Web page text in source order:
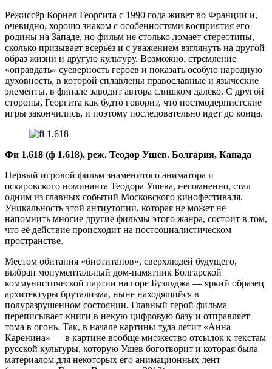
Режиссёр Корнел Георгита с 1990 года живет во Франции и,
очевидно, хорошо знаком с особенностями восприятия его
родины на Западе, но фильм не столько ломает стереотипы,
сколько призывает всерьёз и с уважением взглянуть на другой
образ жизни и другую культуру. Возможно, стремление
«оправдать» суеверность героев и показать особую народную
духовность, в которой сплавлены православные и языческие
элементы, в финале заводит автора слишком далеко. С другой
стороны, Георгита как будто говорит, что постмодернистские
игры закончились, и поэтому последовательно идет до конца.
Фи 1.618 (ф 1.618), реж. Теодор Ушев. Болгария, Канада
Первый игровой фильм знаменитого аниматора и
оскаровского номинанта Теодора Ушева, несомненно, стал
одним из главных событий Московского кинофестиваля.
Уникальность этой антиутопии, которая не может не
напомнить многие другие фильмы этого жанра, состоит в том,
что её действие происходит на постсоциалистическом
пространстве.
Местом обитания «биотитанов», сверхлюдей будущего,
выбран монументальный дом-памятник Болгарской
коммунистической партии на горе Бузлуджа — яркий образец
архитектуры брутализма, ныне находящийся в
полуразрушенном состоянии. Главный герой фильма
переписывает книги в некую цифровую базу и отправляет
тома в огонь. Так, в начале картины туда летит «Анна
Каренина» — в картине вообще множество отсылок к текстам
русской культуры, которую Ушев боготворит и которая была
материалом для некоторых его анимационных лент